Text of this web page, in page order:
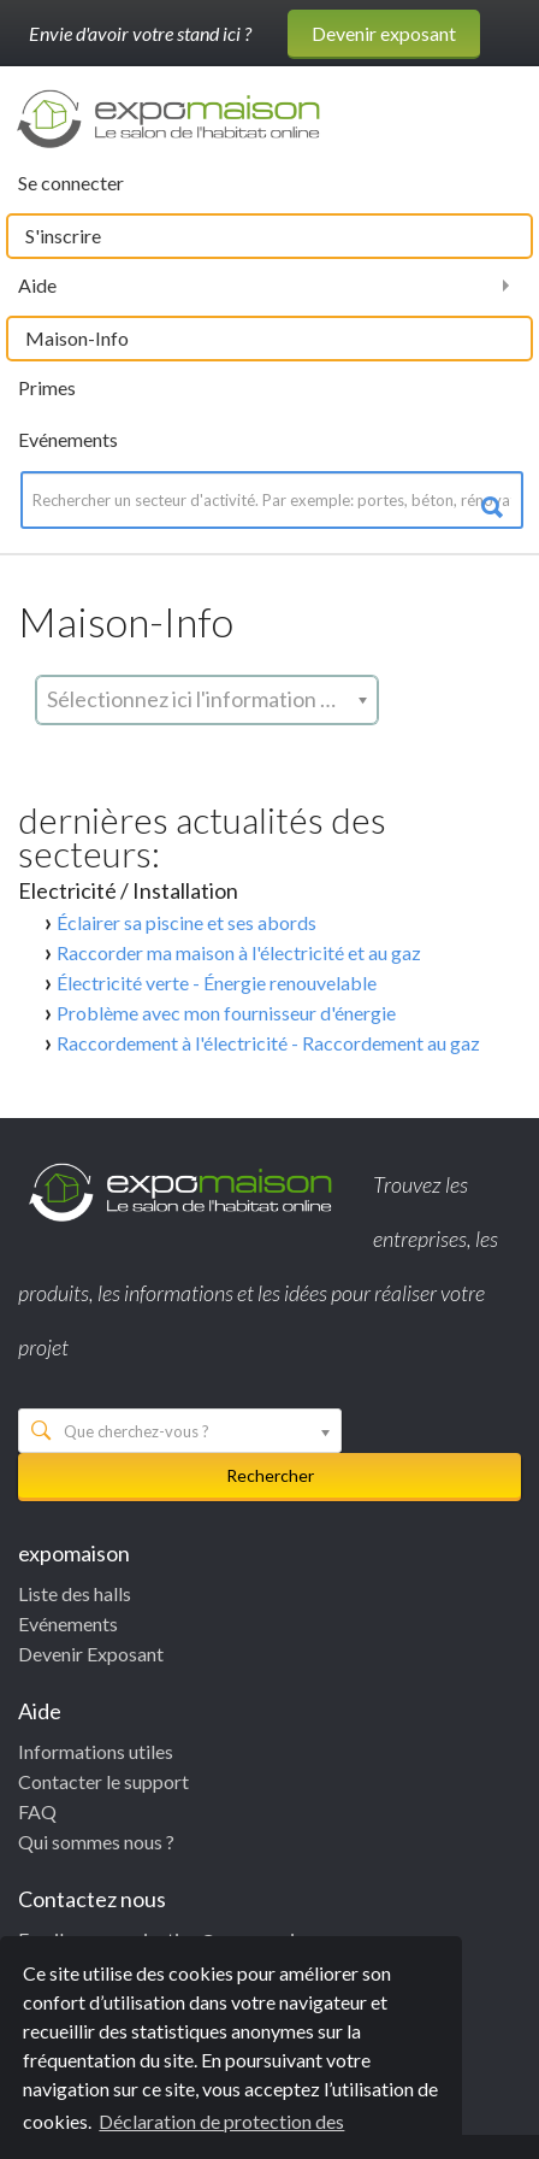
Ce site utilise des cookies pour améliorer son
confort d’utilisation dans votre navigateur et
recueillir des statistiques anonymes sur la
fréquentation du site. En poursuivant votre
navigation sur ce site, vous acceptez l’utilisation de
cookies. Déclaration de protection des
Envie d'avoir votre stand ici ? Devenir exposant
Se connecter
S'inscrire
Aide
Evénements
Primes
Maison-Info
Maison-Info
Sélectionnez ici l'information que vous cherchez
dernières actualités des
secteurs:
Electricité / Installation
Éclairer sa piscine et ses abords
Raccorder ma maison à l'électricité et au gaz
Électricité verte - Énergie renouvelable
Problème avec mon fournisseur d'énergie
Raccordement à l'électricité - Raccordement au gaz
Trouvez les
entreprises, les
produits, les informations et les idées pour réaliser votre
projet
Que cherchez-vous ?
Rechercher
expomaison
Liste des halls
Evénements
Devenir Exposant
Aide
Informations utiles
Contacter le support
FAQ
Qui sommes nous ?
Contactez nous
Email:
communication@e-xpomaison.eu
Facebook/Expomaison
Twitter/Expomaison
Instagram/Expomaison
Pinterest/Expomaison